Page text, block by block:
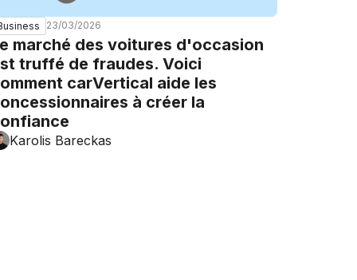
23/03/2026
marché des voitures d'occasion
truffé de fraudes. Voici
carVertical aide les
à créer la
Karolis Bareckas